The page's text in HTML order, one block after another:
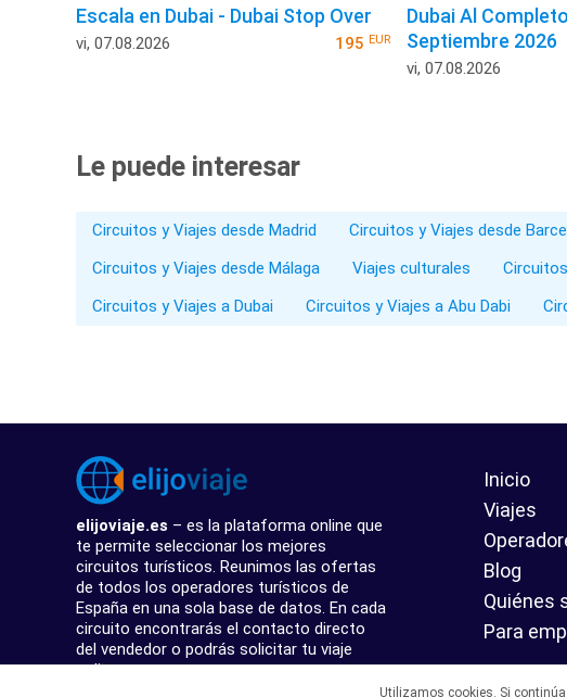
Escala en Dubai - Dubai Stop Over
vi, 07.08.2026 195 EUR
Dubai Al
Septiembre 2026
vi, 07.08.2026
Le puede interesar
Circuitos y Viajes desde Madrid Circuitos y Viajes desde
Circuitos y Viajes desde Málaga
Viajes culturales
Circuitos y Viajes a Dubai
Circuitos y Viajes a Abu Dabi
elijoviaje.es – es la plataforma online que
te permite seleccionar los mejores
circuitos turísticos. Reunimos las ofertas
de todos los operadores turísticos de
España en una sola base de datos. En cada
circuito encontrarás el contacto directo
del vendedor o podrás solicitar tu viaje
online.
Inicio
Viajes
Blog
Quiénes
Para
Utilizamos cookies. Si